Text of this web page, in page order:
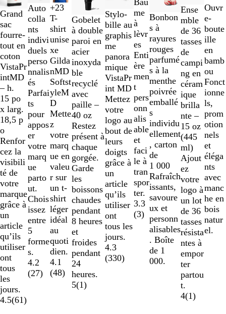
N
o
i
r
à
d
e
u
x
t
o
n
s
N
a
t
u
r
e
Grand
sac
fourre-
tout en
coton
VistaPr
intMD
– h.
15 po
x larg.
18,5 p
o
Renfor
cez la
visibili
té de
votre
marque
grâce à
un
article
qu’ils
utiliser
ont
tous
les
jours.
4.5(61)
Auto
colla
nts
indivi
duels
perso
nnalis
és
Parfai
ts
pour
appos
er
votre
marq
ue
parto
ut.
Chois
issez
entre
5
forme
s.
4.2
(27)
J
a
u
n
e
p
â
q
u
e
r
e
t
t
e
G
r
i
s
f
o
n
c
é
c
h
i
n
é
O
r
V
e
r
t
i
r
l
a
n
d
a
i
s
c
h
i
n
é
+23
T-
shirt
unise
xe
Gilda
nMD
Softst
yleM
D
Mette
z
votre
marq
ue en
valeu
r sur
un t-
shirt
léger
idéal
au
quoti
dien.
4.1
(48)
V
e
r
t
e
B
l
e
u
M
a
r
i
n
e
N
o
i
r
B
l
a
n
c
Gobelet
à double
paroi en
acier
inoxyda
ble
recyclé
avec
paille –
40 oz
Restez
présent à
chaque
gorgée.
Garde
les
boissons
chaudes
pendant
8 heures
et
froides
pendant
24
heures.
5(1)
Stylo-
bille au
graphis
me
panora
mique
VistaPr
int MD
Mettez
votre
logo au
bout de
leurs
doigts
grâce à
un
article
qu’ils
utiliser
ont
tous les
jours.
4.3
(330)
me
à
lèvr
es
Enti
ère
men
t
pers
onn
alis
able
et
faci
le à
tran
spor
ter.
3.3
(3)
Bonbon
s à
rayures
rouges
parfumé
s à la
menthe
poivrée
emballé
s
individu
ellement
, carton
de
1 000
Rafraîch
issants,
savoure
ux et
personn
alisables
. Boîte
de 1
000.
B
l
a
c
k
N
a
v
y
B
l
u
e
W
h
i
t
e
Ense
mble
de 36
tasses
de
campi
ng en
céram
ique
brilla
nte –
15 oz
(445
ml)
Ajout
ez
votre
logo à
un lot
de 36
tasses
résista
ntes à
empor
ter
partou
t.
4(1)
Ouvr
e-
boute
ille
en
bamb
ou
Fonct
ionne
ls,
prom
otion
nels
et
éléga
nts
avec
manc
he en
bois
natur
el.
à
2
sur
9